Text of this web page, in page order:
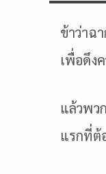
ข้าว่าฉ
เพื่อดึง
แล้วพว
แรกที่ต้